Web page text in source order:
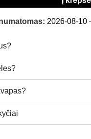
2026-08-10